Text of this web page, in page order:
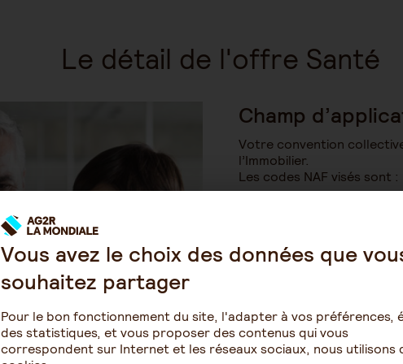
Le détail de l'offre Santé
Champ
Votre convention
l’Immobilier.
Les codes NAF visés sont :
6810Z - Activités des
6820B - Location de
6831Z - Agences
6832A - Administration
6832B - Supports
immobilier
8110Z - Activités
5520Z - Hébergement
courte durée
Vous avez le choix des données que
souhaitez partager
Pour le bon fonctionnement du site, l'adapter à vos préférences,
des statistiques, et vous proposer des contenus qui vous
correspondent sur Internet et les réseaux sociaux, nous utilisons